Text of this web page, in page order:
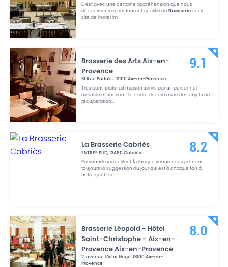
C'est avec une certaine appréhension que nous
découvrions ce restaurant qualifié deBrasseriesur le
site de l'hotel int...
Brasserie des Arts Aix-en-
Provence
31 Rue Portalis,13100Aix-en-Provence
Très bons plats fait maison servis par un personnel
aimable et souriant. Le cadre décoré avec des objets de
récupération...
9.1
La Brasserie Cabriès
ENTREE SUD,13480Cabriès
Personnel accueillant À chaque venue nous prenons
toujours la suggestion du jour qui est à chaque fois à
notre goût tou...
8.2
Brasserie Léopold - Hôtel
Saint-Christophe - Aix-en-
Provence Aix-en-Provence
2, avenue Victor Hugo,13100Aix-en-
Provence
8.0